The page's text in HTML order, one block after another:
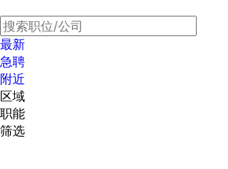
最新
急聘
附近
区域
职能
筛选